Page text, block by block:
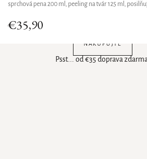
NAKUPUJTE
Psst... od €35 doprava
€35,90
sprchová pena 200 ml, peeling na tvár 125 ml,